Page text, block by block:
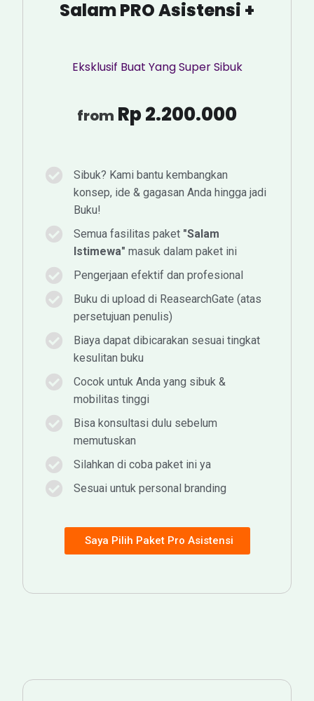
Salam PRO Asistensi +
Eksklusif Buat Yang Super Sibuk
from Rp 2.200.000
Sibuk? Kami bantu kembangkan
konsep, ide & gagasan Anda hingga jadi
Buku!
Semua fasilitas paket "Salam
Istimewa"masuk dalam paket ini
Pengerjaan efektif dan profesional
Buku di upload di ReasearchGate (atas
persetujuan penulis)
Biaya dapat dibicarakan sesuai tingkat
kesulitan buku
Cocok untuk Anda yang sibuk &
mobilitas tinggi
Bisa konsultasi dulu sebelum
memutuskan
Silahkan di coba paket ini ya
Sesuai untuk personal branding
Saya Pilih Paket Pro Asistensi